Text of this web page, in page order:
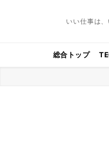
いい仕事は
総合トップ